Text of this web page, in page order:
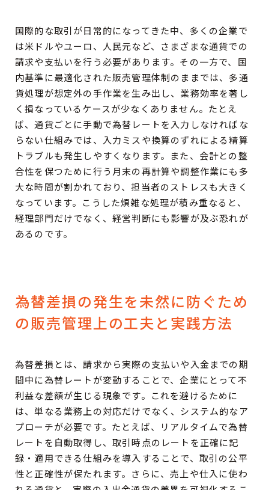
国際的な取引が日常的になってきた中、多くの企業で
は米ドルやユーロ、人民元など、さまざまな通貨での
請求や支払いを行う必要があります。その一方で、国
内基準に最適化された販売管理体制のままでは、多通
貨処理が想定外の手作業を生み出し、業務効率を著し
く損なっているケースが少なくありません。たとえ
ば、通貨ごとに手動で為替レートを入力しなければな
らない仕組みでは、入力ミスや換算のずれによる精算
トラブルも発生しやすくなります。また、会計との整
合性を保つために行う月末の再計算や調整作業にも多
大な時間が割かれており、担当者のストレスも大きく
なっています。こうした煩雑な処理が積み重なると、
経理部門だけでなく、経営判断にも影響が及ぶ恐れが
あるのです。
為替差損の発生を未然に防ぐため
の販売管理上の工夫と実践方法
為替差損とは、請求から実際の支払いや入金までの期
間中に為替レートが変動することで、企業にとって不
利益な差額が生じる現象です。これを避けるために
は、単なる業務上の対応だけでなく、システム的なア
プローチが必要です。たとえば、リアルタイムで為替
レートを自動取得し、取引時点のレートを正確に記
録・適用できる仕組みを導入することで、取引の公平
性と正確性が保たれます。さらに、売上や仕入に使わ